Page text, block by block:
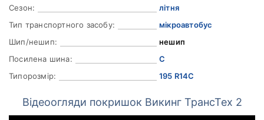
Сезон:
літня
Тип транспортного засобу:
мікроавтобус
Шип/нешип:
нешип
Посилена шина:
C
Типорозмір:
195 R14C
Відеоогляди покришок Викинг ТрансТех 2